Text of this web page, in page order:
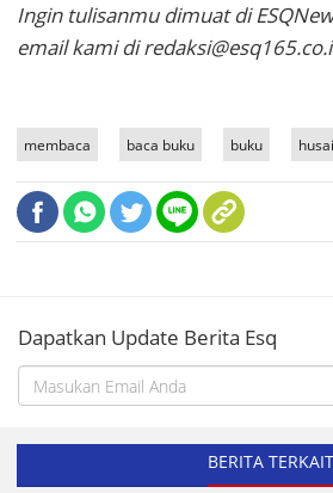
Ingin tulisanmu dimuat di
email kami di
membaca baca buku buku
Dapatkan Update Berita Esq
BERITA TERKAIT